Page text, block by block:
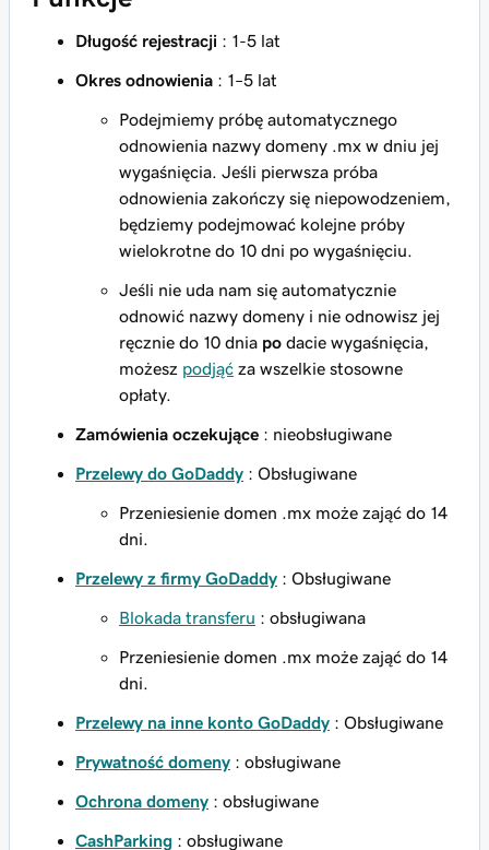
Długość rejestracji : 1-5 lat
Okres odnowienia : 1–5 lat
Podejmiemy próbę automatycznego
odnowienia nazwy domeny .mx w dniu jej
wygaśnięcia. Jeśli pierwsza próba
odnowienia zakończy się niepowodzeniem,
będziemy podejmować kolejne próby
wielokrotne do 10 dni po wygaśnięciu.
Jeśli nie uda nam się automatycznie
odnowić nazwy domeny i nie odnowisz jej
ręcznie do 10 dnia po dacie wygaśnięcia,
możesz podjąć za wszelkie stosowne
opłaty.
Zamówienia oczekujące : nieobsługiwane
Przelewy do GoDaddy : Obsługiwane
Przeniesienie domen .mx może zająć do 14
dni.
Przelewy z firmy GoDaddy : Obsługiwane
Blokada transferu : obsługiwana
Przeniesienie domen .mx może zająć do 14
dni.
Przelewy na inne konto GoDaddy : Obsługiwane
Prywatność domeny : obsługiwane
Ochrona domeny : obsługiwane
CashParking : obsługiwane